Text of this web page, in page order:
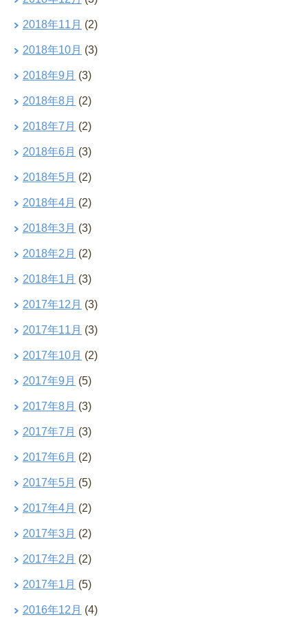
2018年11月 (2)
2018年10月 (3)
2018年9月 (3)
2018年8月 (2)
2018年7月 (2)
2018年6月 (3)
2018年5月 (2)
2018年4月 (2)
2018年3月 (3)
2018年2月 (2)
2018年1月 (3)
2017年12月 (3)
2017年11月 (3)
2017年10月 (2)
2017年9月 (5)
2017年8月 (3)
2017年7月 (3)
2017年6月 (2)
2017年5月 (5)
2017年4月 (2)
2017年3月 (2)
2017年2月 (2)
2017年1月 (5)
2016年12月 (4)